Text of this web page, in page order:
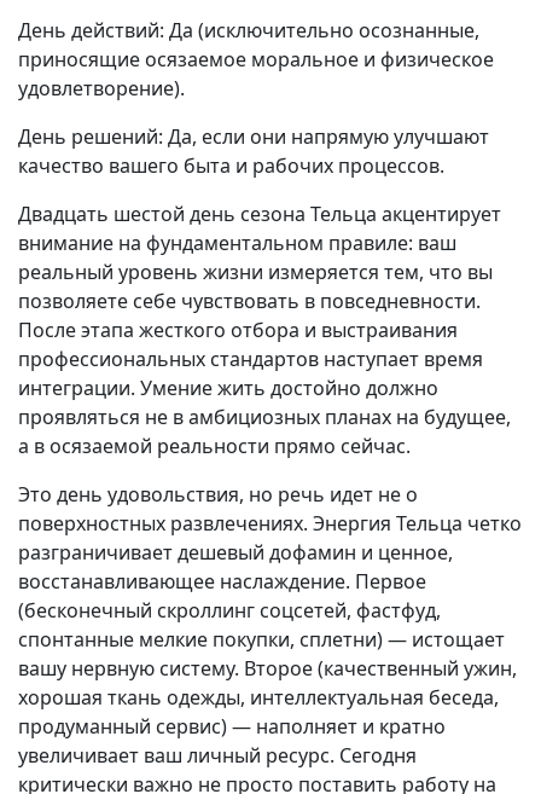
День действий: Да (исключительно осознанные,
приносящие осязаемое моральное и физическое
удовлетворение).
День решений: Да, если они напрямую улучшают
качество вашего быта и рабочих процессов.
Двадцать шестой день сезона Тельца акцентирует
внимание на фундаментальном правиле: ваш
реальный уровень жизни измеряется тем, что вы
позволяете себе чувствовать в повседневности.
После этапа жесткого отбора и выстраивания
профессиональных стандартов наступает время
интеграции. Умение жить достойно должно
проявляться не в амбициозных планах на будущее,
а в осязаемой реальности прямо сейчас.
Это день удовольствия, но речь идет не о
поверхностных развлечениях. Энергия Тельца четко
разграничивает дешевый дофамин и ценное,
восстанавливающее наслаждение. Первое
(бесконечный скроллинг соцсетей, фастфуд,
спонтанные мелкие покупки, сплетни) — истощает
вашу нервную систему. Второе (качественный ужин,
хорошая ткань одежды, интеллектуальная беседа,
продуманный сервис) — наполняет и кратно
увеличивает ваш личный ресурс. Сегодня
критически важно не просто поставить работу на